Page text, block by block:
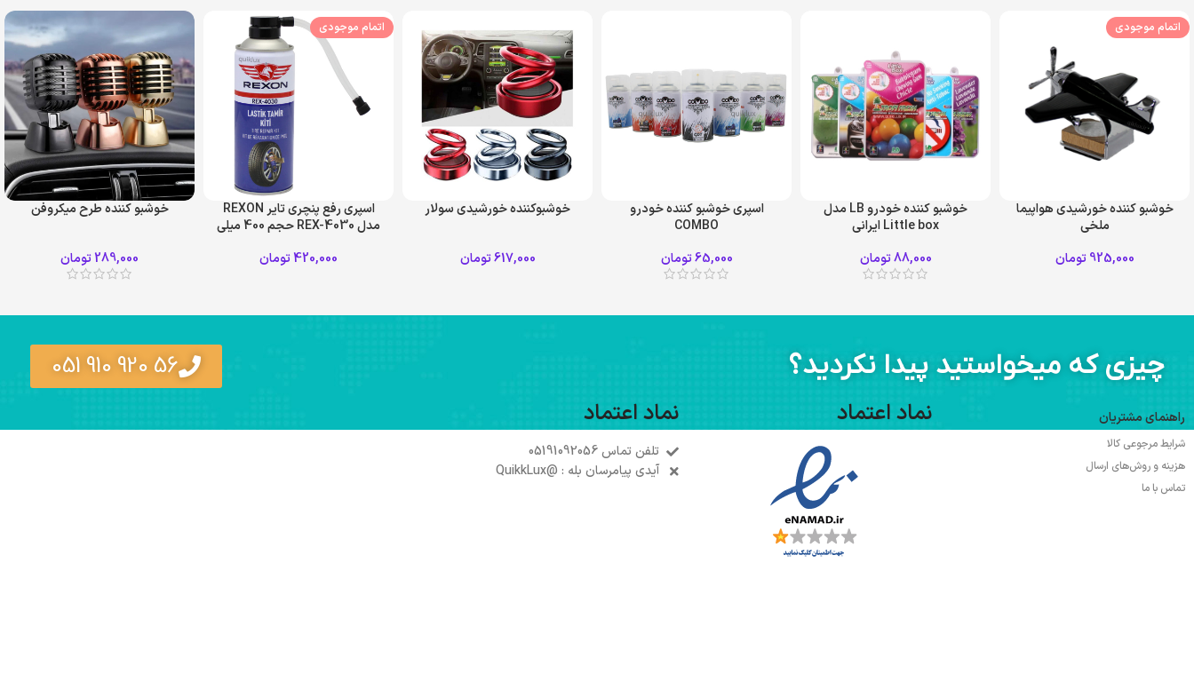
اتمام موجودی
نقره ای
خوشبو کننده خورشیدی هواپیما
ملخی
925,000 تومان
خوشبو کننده خودرو LB مدل
Little box ایرانی
88,000تومان
اسپری خوشبو کننده خودرو
COMBO
65,000تومان
خوشبوکننده خورشیدی سولار
617,000تومان
اتمام موجودی
اسپری رفع پنچری تایر REXON
مدل REX-4030 حجم 400 میلی
420,000تومان
خوشبو کننده طرح میکروفن
289,000تومان
چیزی که میخواستید پیدا نکردید؟ 56 920 910 051
راهنمای مشتریان
شرایط مرجوعی کالا
هزینه و روش‌های ارسال
تماس با ما
نماد اعتماد نماد اعتماد
تلفن تماس 05191092056
آیدی پیامرسان بله : @QuikkLux